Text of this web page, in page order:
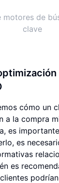
motores de
clave
cómo un
a la compra
es
es
es